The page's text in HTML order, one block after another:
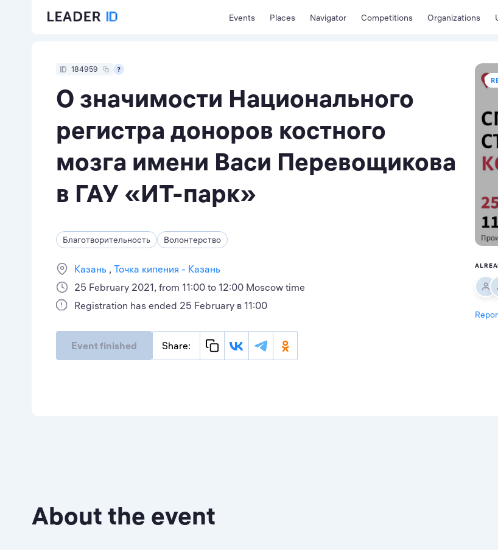
Events Places Navigator Competitions Organizations
184959
О значимости Национального
регистра доноров костного
мозга имени Васи Перевощикова
в ГАУ «ИТ-парк»
Благотворительность Волонтерство
Казань Точка кипения - Казань
25 February 2021, from 11:00 to 12:00 Moscow time
Registration has ended 25 February в 11:00
Event finished Share:
About the event